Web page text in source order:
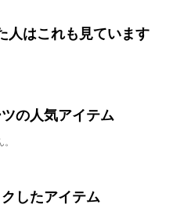
人はこれも見ています
の人気アイテム
したアイテム